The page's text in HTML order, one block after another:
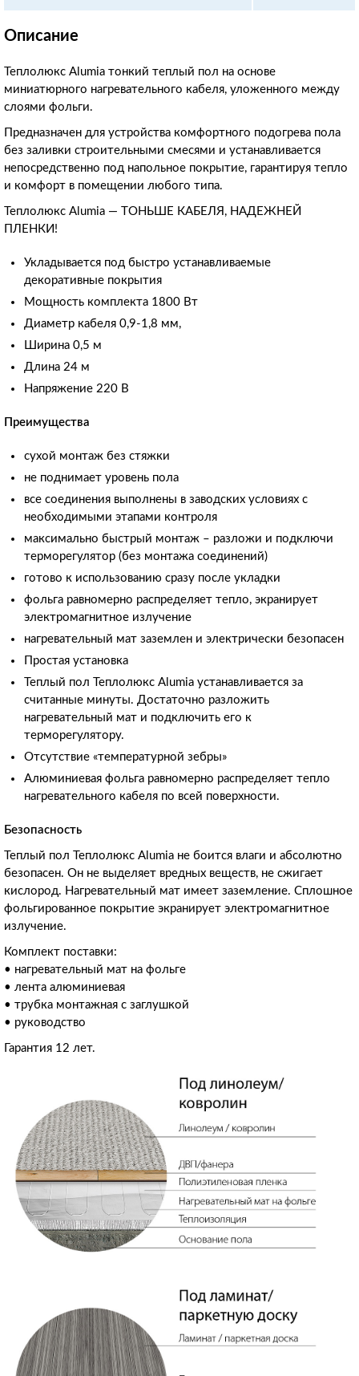
Описание
Теплолюкс Alumia тонкий теплый пол на основе
миниатюрного нагревательного кабеля, уложенного между
слоями фольги.
Предназначен для устройства комфортного подогрева пола
без заливки строительными смесями и устанавливается
непосредственно под напольное покрытие, гарантируя тепло
и комфорт в помещении любого типа.
Теплолюкс Alumia — ТОНЬШЕ КАБЕЛЯ, НАДЕЖНЕЙ
ПЛЕНКИ!
Укладывается под быстро устанавливаемые
декоративные покрытия
Мощность комплекта 1800 Вт
Диаметр кабеля 0,9-1,8 мм,
Ширина 0,5 м
Длина 24 м
Напряжение 220 В
Преимущества
сухой монтаж без стяжки
не поднимает уровень пола
все соединения выполнены в заводских условиях с
необходимыми этапами контроля
максимально быстрый монтаж – разложи и подключи
терморегулятор (без монтажа соединений)
готово к использованию сразу после укладки
фольга равномерно распределяет тепло, экранирует
электромагнитное излучение
нагревательный мат заземлен и электрически безопасен
Простая установка
Теплый пол Теплолюкс Alumia устанавливается за
считанные минуты. Достаточно разложить
нагревательный мат и подключить его к
терморегулятору.
Отсутствие «температурной зебры»
Алюминиевая фольга равномерно распределяет тепло
нагревательного кабеля по всей поверхности.
Безопасность
Теплый пол Теплолюкс Alumia не боится влаги и абсолютно
безопасен. Он не выделяет вредных веществ, не сжигает
кислород. Нагревательный мат имеет заземление. Сплошное
фольгированное покрытие экранирует электромагнитное
излучение.
Комплект поставки:
• нагревательный мат на фольге
• лента алюминиевая
• трубка монтажная с заглушкой
• руководство
Гарантия 12 лет.